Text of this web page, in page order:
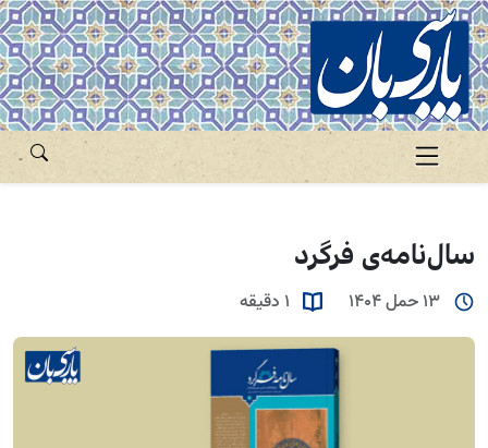
سال‌نامه‌ی فرگرد
13 حمل 1404 1 دقیقه